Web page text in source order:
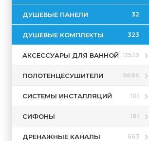
ДУШЕВЫЕ ПАНЕЛИ 32
ДУШЕВЫЕ КОМПЛЕКТЫ 323
АКСЕССУАРЫ ДЛЯ ВАННОЙ 12523
ПОЛОТЕНЦЕСУШИТЕЛИ 9886
СИСТЕМЫ ИНСТАЛЛЯЦИЙ 101
СИФОНЫ 181
ДРЕНАЖНЫЕ КАНАЛЫ 663